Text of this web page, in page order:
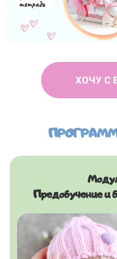
ХОЧУ С
Предобучение и